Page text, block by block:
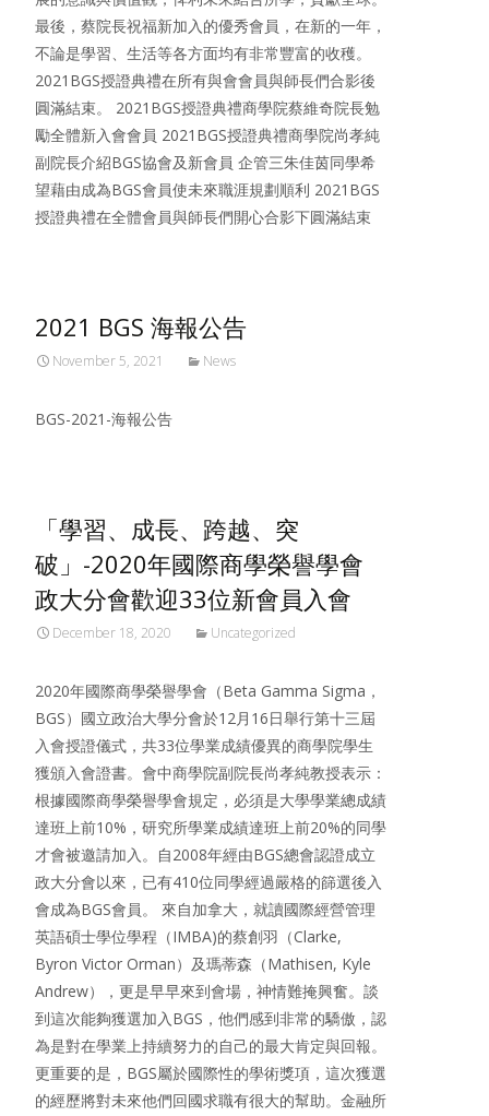
最後，蔡院長祝福新加入的優秀會員，在新的一年，
不論是學習、生活等各方面均有非常豐富的收穫。
2021BGS授證典禮在所有與會會員與師長們合影後
圓滿結束。 2021BGS授證典禮商學院蔡維奇院長勉
勵全體新入會會員 2021BGS授證典禮商學院尚孝純
副院長介紹BGS協會及新會員 企管三朱佳茵同學希
望藉由成為BGS會員使未來職涯規劃順利 2021BGS
授證典禮在全體會員與師長們開心合影下圓滿結束
2021 BGS 海報公告
November 5, 2021 News
BGS-2021-海報公告
「學習、成長、跨越、突
破」-2020年國際商學榮譽學會
政大分會歡迎33位新會員入會
December 18, 2020 Uncategorized
2020年國際商學榮譽學會（Beta Gamma Sigma，
BGS）國立政治大學分會於12月16日舉行第十三屆
入會授證儀式，共33位學業成績優異的商學院學生
獲頒入會證書。會中商學院副院長尚孝純教授表示：
根據國際商學榮譽學會規定，必須是大學學業總成績
達班上前10%，研究所學業成績達班上前20%的同學
才會被邀請加入。自2008年經由BGS總會認證成立
政大分會以來，已有410位同學經過嚴格的篩選後入
會成為BGS會員。 來自加拿大，就讀國際經營管理
英語碩士學位學程（IMBA)的蔡創羽（Clarke,
Byron Victor Orman）及瑪蒂森（Mathisen, Kyle
Andrew），更是早早來到會場，神情難掩興奮。談
到這次能夠獲選加入BGS，他們感到非常的驕傲，認
為是對在學業上持續努力的自己的最大肯定與回報。
更重要的是，BGS屬於國際性的學術獎項，這次獲選
的經歷將對未來他們回國求職有很大的幫助。金融所